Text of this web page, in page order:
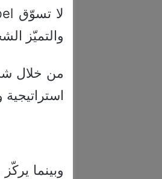
والتميّز
من خلال